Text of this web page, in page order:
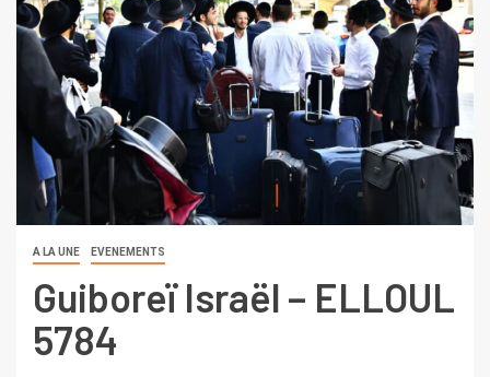
A LA UNE EVENEMENTS
Guiboreï Israël – ELLOUL
5784